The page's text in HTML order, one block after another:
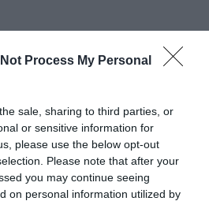
Process My Personal
sale, sharing to third parties, or
or sensitive information for
please use the below opt-out
Please note that after your
you may continue seeing
on personal information utilized by